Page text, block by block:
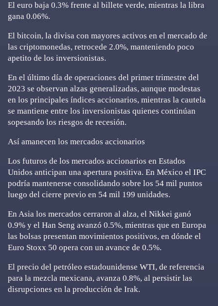
El euro baja 0.3% frente al billete verde, mientras la libra
gana 0.06%.
El bitcoin, la divisa con mayores activos en el mercado de
las criptomonedas, retrocede 2.0%, manteniendo poco
apetito de los inversionistas.
En el último día de operaciones del primer trimestre del
2023 se observan alzas generalizadas, aunque modestas
en los principales índices accionarios, mientras la cautela
se mantiene entre los inversionistas quienes continúan
sopesando los riesgos de recesión.
Así amanecen los mercados accionarios
Los futuros de los mercados accionarios en Estados
Unidos anticipan una apertura positiva. En México el IPC
podría mantenerse consolidando sobre los 54 mil puntos
luego del cierre previo en 54 mil 199 unidades.
En Asia los mercados cerraron al alza, el Nikkei ganó
0.9% y el Han Seng avanzó 0.5%, mientras que en Europa
las bolsas presentan movimientos positivos, en dónde el
Euro Stoxx 50 opera con un avance de 0.5%.
El precio del petróleo estadounidense WTI, de referencia
para la mezcla mexicana, avanza 0.8%, al persistir las
disrupciones en la producción de Irak.